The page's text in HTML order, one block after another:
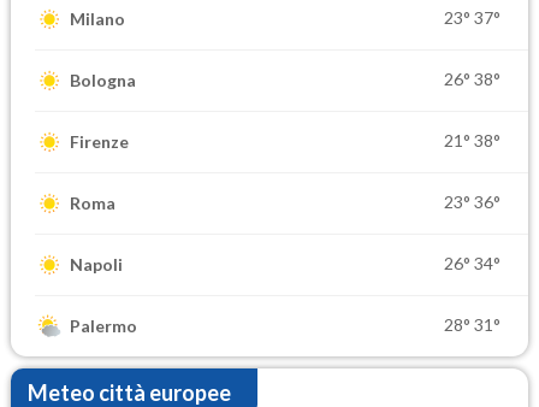
Milano 23° 37°
Bologna 26° 38°
Firenze 21° 38°
Roma 23° 36°
Napoli 26° 34°
Palermo 28° 31°
Meteo città europee